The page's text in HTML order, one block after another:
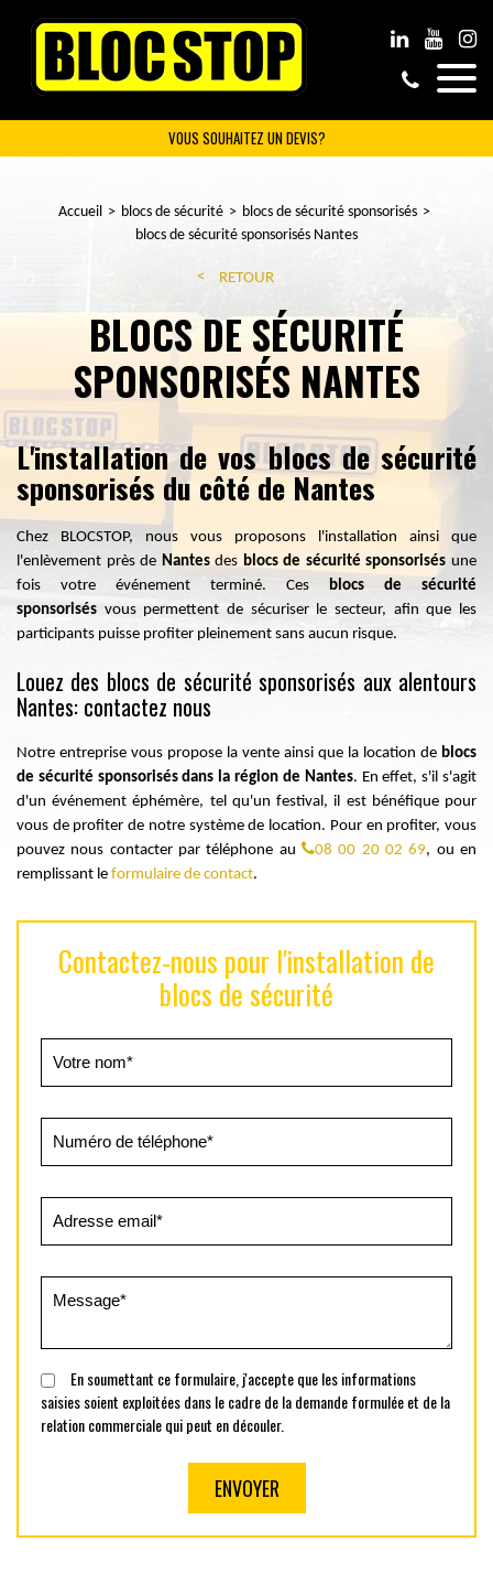
VOUS SOUHAITEZ UN DEVIS?
Accueil blocs de sécurité
blocs de sécurité sponsorisés
blocs de sécurité sponsorisés Nantes
RETOUR
BLOCS DE SÉCURITÉ
SPONSORISÉS NANTES
L'installation de vos blocs de sécurité
sponsorisés du côté de Nantes
Chez BLOCSTOP, nous vous proposons l'installation ainsi que
l'enlèvement près de Nantesdes blocs de sécurité sponsorisés une
fois votre événement terminé. Ces blocs de sécurité
sponsorisés vous permettentde sécuriser le secteur, afin que les
participants puisse profiter pleinement sans aucun risque.
Louez des blocs de sécurité sponsorisés aux alentours
Nantes: contactez nous
Notre entreprise vous propose la vente ainsi que la location de blocs
de sécurité sponsorisés dans la région de Nantes. En effet, s'il s'agit
d'un événement éphémère, tel qu'un festival, il est bénéfique pour
vous de profiter de notre système de location. Pour en profiter, vous
pouvez nous contacter par téléphone au
08 00 20 02 69, ou en
remplissant le formulaire de contact.
Contactez-nous pour l'installation de
blocs de sécurité
En soumettant ce formulaire, j'accepte que les informations
saisies soient exploitées dans le cadre de la demande formulée et de la
relation commerciale qui peut en découler.